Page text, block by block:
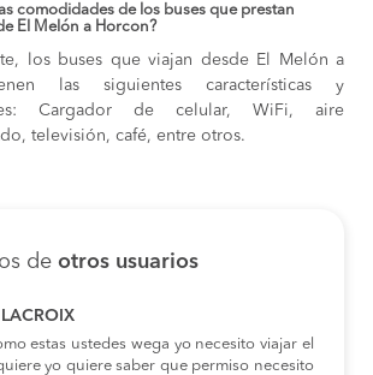
comodidades de los buses que prestan
El Melón a Horcon?
los buses que viajan desde El Melón a
las siguientes características y
Cargador de celular, WiFi, aire
televisión, café, entre otros.
de otros usuarios
estas ustedes wega yo necesito viajar el
yo quiere saber que permiso necesito